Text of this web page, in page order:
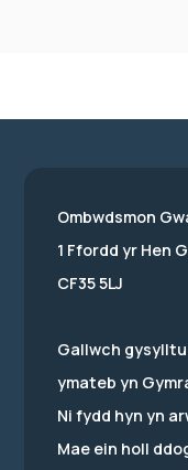
Ombwdsmon
1 Ffordd yr Hen
CF35 5LJ
Gallwch gysylltu
ymateb yn
Ni fydd hyn yn
Mae ein holl